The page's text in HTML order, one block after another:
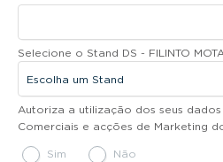
Selecione o Stand DS - FILINTO
Autoriza a utilização dos seus
Comerciais e acções de Marketing
Sim Não